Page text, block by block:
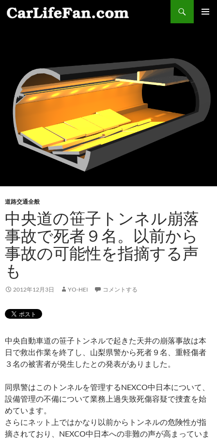
索コ
道路交通全般
中央道の笹子トンネル崩落
事故で死者９名。以前から
事故の可能性を指摘する声
も
2012年12月3日 YO-HEI コメントする
中央自動車道の笹子トンネルで起きた天井の崩落事故は本
日で救出作業を終了し、山梨県警から死者９名、重軽傷者
３名の被害者が発生したとの発表がありました。
同県警はこのトンネルを管理するNEXCO中日本について、
設備管理の不備について業務上過失致死傷容疑で捜査を始
めています。
さらにネット上ではかなり以前からトンネルの危険性が指
摘されており、NEXCO中日本への非難の声が高まっていま